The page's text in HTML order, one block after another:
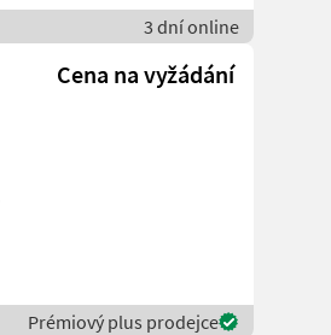
3 dní online
Cena na vyžádání
Prémiový plus prodejce